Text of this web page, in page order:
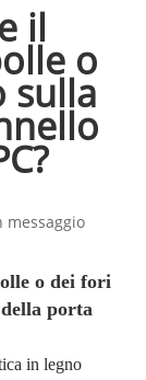
il
o
sulla
messaggio
o dei fori
porta
in legno